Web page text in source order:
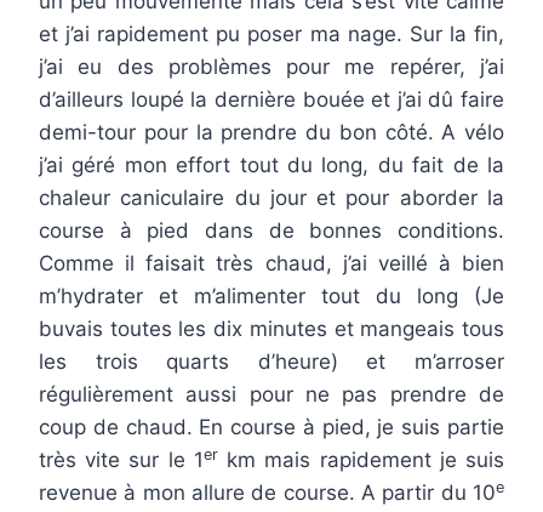
et j’ai rapidement pu poser ma nage. Sur la fin,
j’ai eu des problèmes pour me repérer, j’ai
d’ailleurs loupé la dernière bouée et j’ai dû faire
demi-tour pour la prendre du bon côté. A vélo
j’ai géré mon effort tout du long, du fait de la
chaleur caniculaire du jour et pour aborder la
course à pied dans de bonnes conditions.
Comme il faisait très chaud, j’ai veillé à bien
m’hydrater et m’alimenter tout du long (Je
buvais toutes les dix minutes et mangeais tous
les trois quarts d’heure) et m’arroser
régulièrement aussi pour ne pas prendre de
coup de chaud. En course à pied, je suis partie
très vite sur le 1erkm mais rapidement je suis
revenue à mon allure de course. A partir du 10e